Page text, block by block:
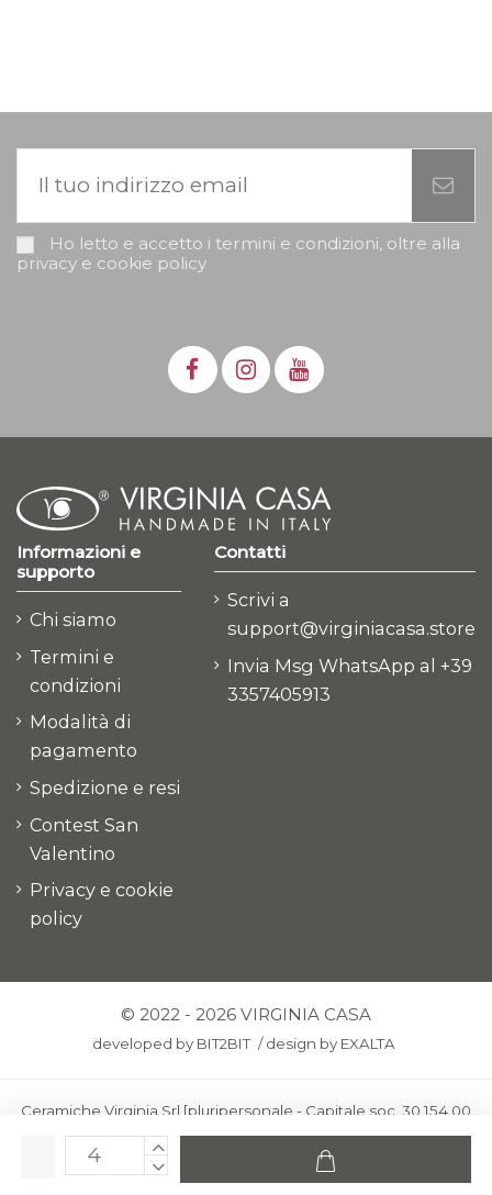
Ho letto e accetto i termini e condizioni, oltre alla
privacy e cookie policy
Informazioni e
supporto
Chi siamo
Termini e
condizioni
Modalità di
pagamento
Spedizione e resi
Contest San
Valentino
Privacy e cookie
policy
Contatti
Scrivi a
support@virginiacasa.store
Invia Msg WhatsApp al +39
3357405913
© 2022 - 2026 VIRGINIA CASA
developed by BIT2BIT /design by EXALTA
Ceramiche Virginia Srl [pluripersonale - Capitale soc. 30.154,00
euro i.v.] - Via Virginio 378 – 50025 Montespertoli, loc. Anselmo